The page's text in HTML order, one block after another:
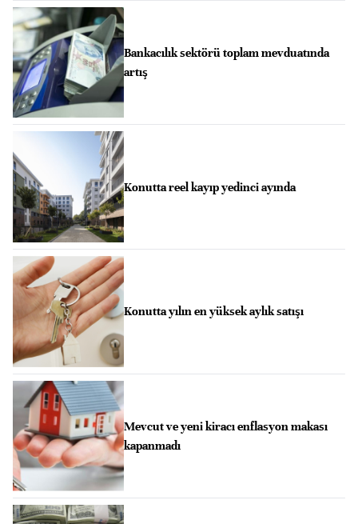
Bankacılık sektörü toplam mevduatında
artış
Konutta reel kayıp yedinci ayında
Konutta yılın en yüksek aylık satışı
Mevcut ve yeni kiracı enflasyon makası
kapanmadı